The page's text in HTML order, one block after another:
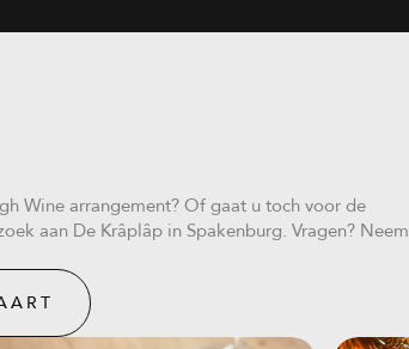
Wine arrangement? Of gaat u toch voor de
aan De Krâplâp in Spakenburg. Vragen? Neem